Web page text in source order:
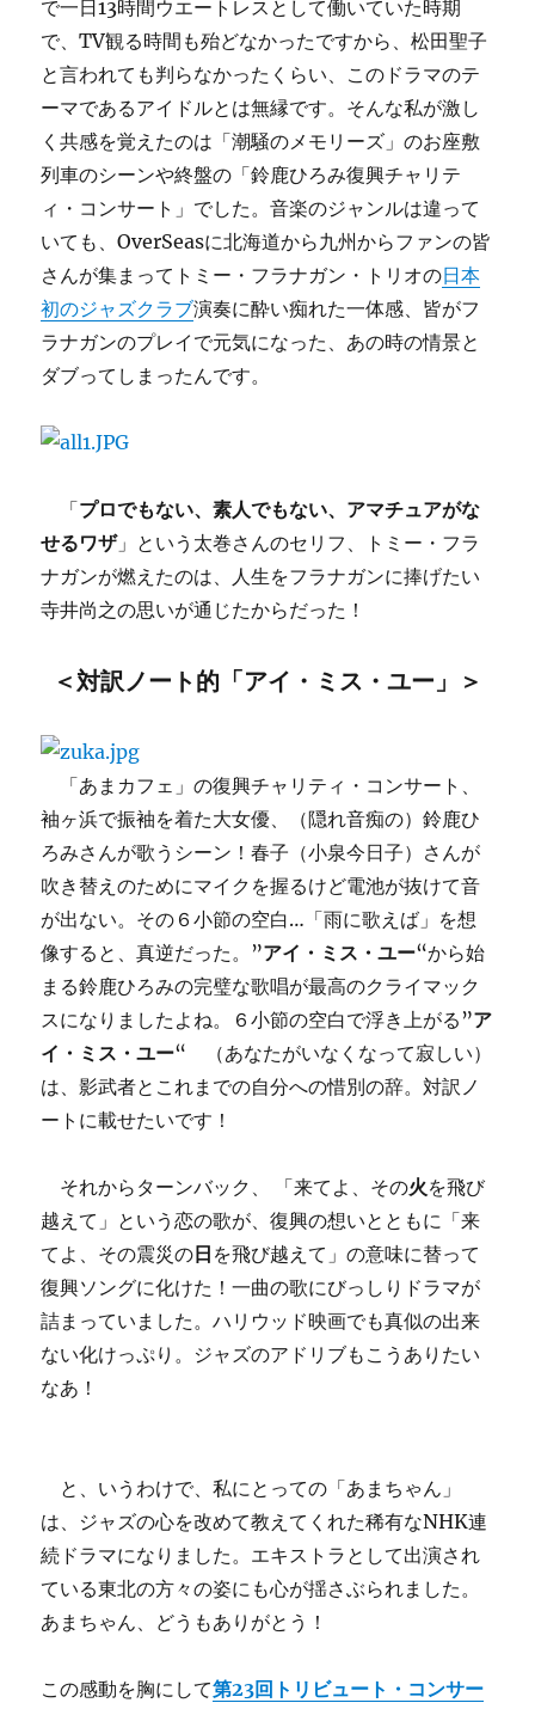
で一日13時間ウエートレスとして働いていた時期
で、TV観る時間も殆どなかったですから、松田聖子
と言われても判らなかったくらい、このドラマのテ
ーマであるアイドルとは無縁です。そんな私が激し
く共感を覚えたのは「潮騒のメモリーズ」のお座敷
列車のシーンや終盤の「鈴鹿ひろみ復興チャリテ
ィ・コンサート」でした。音楽のジャンルは違って
いても、OverSeasに北海道から九州からファンの皆
さんが集まってトミー・フラナガン・トリオの日本
初のジャズクラブ演奏に酔い痴れた一体感、皆がフ
ラナガンのプレイで元気になった、あの時の情景と
ダブってしまったんです。
「プロでもない、素人でもない、アマチュアがな
せるワザ」という太巻さんのセリフ、トミー・フラ
ナガンが燃えたのは、人生をフラナガンに捧げたい
寺井尚之の思いが通じたからだった！
＜対訳ノート的「アイ・ミス・ユー」＞
「あまカフェ」の復興チャリティ・コンサート、
袖ヶ浜で振袖を着た大女優、（隠れ音痴の）鈴鹿ひ
ろみさんが歌うシーン！春子（小泉今日子）さんが
吹き替えのためにマイクを握るけど電池が抜けて音
が出ない。その６小節の空白…「雨に歌えば」を想
像すると、真逆だった。”アイ・ミス・ユー“から始
まる鈴鹿ひろみの完璧な歌唱が最高のクライマック
スになりましたよね。６小節の空白で浮き上がる”ア
イ・ミス・ユー“ （あなたがいなくなって寂しい）
は、影武者とこれまでの自分への惜別の辞。対訳ノ
ートに載せたいです！
それからターンバック、 「来てよ、その火を飛び
越えて」という恋の歌が、復興の想いとともに「来
てよ、その震災の日 を飛び越えて」の意味に替って
復興ソングに化けた！一曲の歌にびっしりドラマが
詰まっていました。ハリウッド映画でも真似の出来
ない化けっぷり。ジャズのアドリブもこうありたい
なあ！
と、いうわけで、私にとっての「あまちゃん」
は、ジャズの心を改めて教えてくれた稀有なNHK連
続ドラマになりました。エキストラとして出演され
ている東北の方々の姿にも心が揺さぶられました。
あまちゃん、どうもありがとう！
この感動を胸にして第23回トリビュート・コンサー